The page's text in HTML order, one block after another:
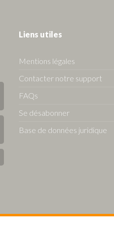
Liens utiles
Mentions légales
Contacter notre support
FAQs
Se désabonner
Base de données juridique